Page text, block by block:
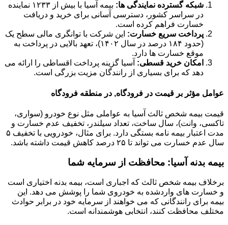
شبکه گسترده نمایندگی ها:
بیمه آسیا با بیش از ۱۲۳۳ نماینده
در سراسر کشور، دسترسی آسانی برای خرید و دریافت
خسارت فراهم کرده است.
پرداخت سریع خسارت: این شرکت با توانگری مالی سطح یک
(حدود ۱۸۴ درصد در سال ۱۴۰۲)، تعهد بالایی در پرداخت به
موقع خسارت ها دارد.
امکان خرید قسطی: آسیا گزینه پرداخت اقساطی را ارائه می
دهد که برای بسیاری از رانندگان مزیت بزرگی است.
عوامل مؤثر بر قیمت در فرودگاه, در منطقه فرودگاه
قیمت بیمه شخص ثالث آسیا به عواملی مثل نوع خودرو (سواری،
تاکسی، وانت)، سال ساخت، تعداد سیلندر، تخفیف عدم خسارت و
مدت اعتبار بیمه نامه بستگی دارد. برای مثال، خودرویی با تخفیف ۵
سال عدم خسارت می تواند تا ۲۵ درصد کاهش قیمت داشته باشد.
بیمه بدنه آسیا: محافظت از سرمایه شما
برخلاف بیمه شخص ثالث که اجباری است، بیمه بدنه اختیاری است
و خسارت های واردشده به خودروی شما را پوشش می دهد. این
بیمه برای رانندگانی که می خواهند از سرمایه خود در برابر حوادث
مختلف محافظت کنند، انتخابی هوشمندانه است.